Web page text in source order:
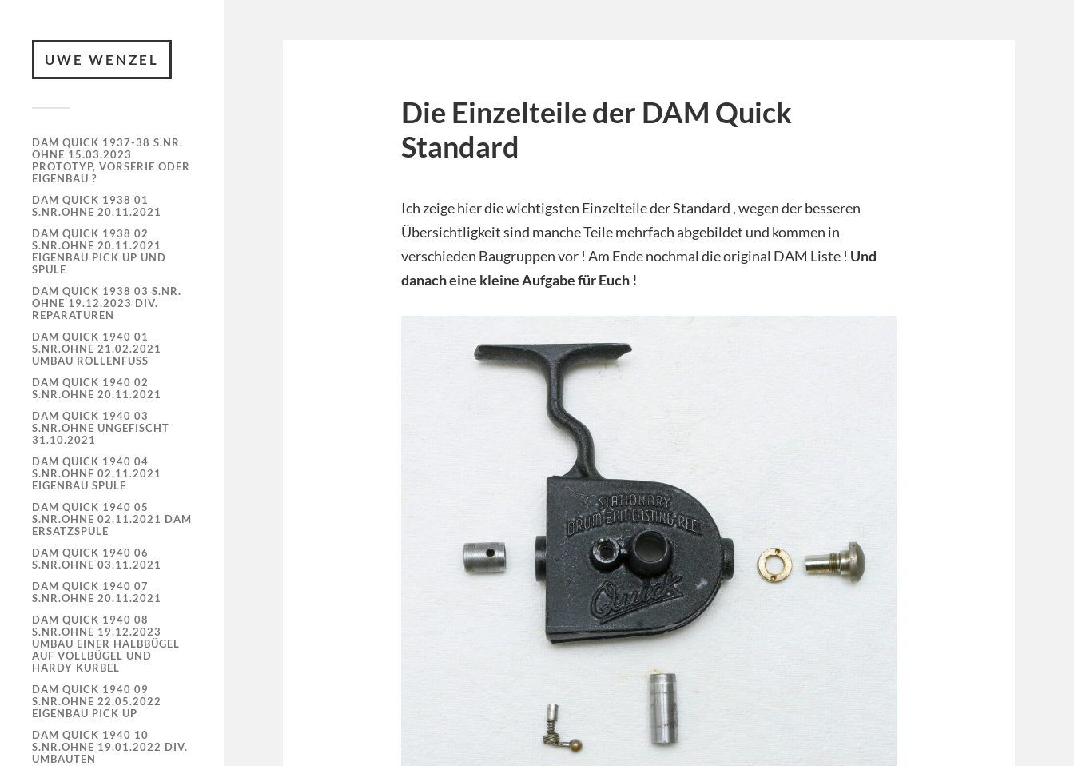
UWE WENZEL
DAM QUICK 1937-38 S.NR.
OHNE 15.03.2023
PROTOTYP, VORSERIE ODER
EIGENBAU ?
DAM QUICK 1938 01
S.NR.OHNE 20.11.2021
DAM QUICK 1938 02
S.NR.OHNE 20.11.2021
EIGENBAU PICK UP UND
SPULE
DAM QUICK 1938 03 S.NR.
OHNE 19.12.2023 DIV.
REPARATUREN
DAM QUICK 1940 01
S.NR.OHNE 21.02.2021
UMBAU ROLLENFUSS
DAM QUICK 1940 02
S.NR.OHNE 20.11.2021
DAM QUICK 1940 03
S.NR.OHNE UNGEFISCHT
31.10.2021
DAM QUICK 1940 04
S.NR.OHNE 02.11.2021
EIGENBAU SPULE
DAM QUICK 1940 05
S.NR.OHNE 02.11.2021 DAM
ERSATZSPULE
DAM QUICK 1940 06
S.NR.OHNE 03.11.2021
DAM QUICK 1940 07
S.NR.OHNE 20.11.2021
DAM QUICK 1940 08
S.NR.OHNE 19.12.2023
UMBAU EINER HALBBÜGEL
AUF VOLLBÜGEL UND
HARDY KURBEL
DAM QUICK 1940 09
S.NR.OHNE 22.05.2022
EIGENBAU PICK UP
DAM QUICK 1940 10
S.NR.OHNE 19.01.2022 DIV.
UMBAUTEN
Die Einzelteile der DAM Quick
Standard
Ich zeige hier die wichtigsten Einzelteile der Standard , wegen der besseren
Übersichtligkeit sind manche Teile mehrfach abgebildet und kommen in
verschieden Baugruppen vor ! Am Ende nochmal die original DAM Liste ! Und
danach eine kleine Aufgabe für Euch !